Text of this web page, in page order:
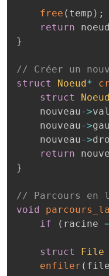
free ( temp ) ;
return noeud
}
// Créer un
struct
Noeud*
struct
Noeud
    nouveau
->
    nouveau
->
    nouveau
->
return
}
// Parcours en
void
if
( racine
struct File
enfiler ( file